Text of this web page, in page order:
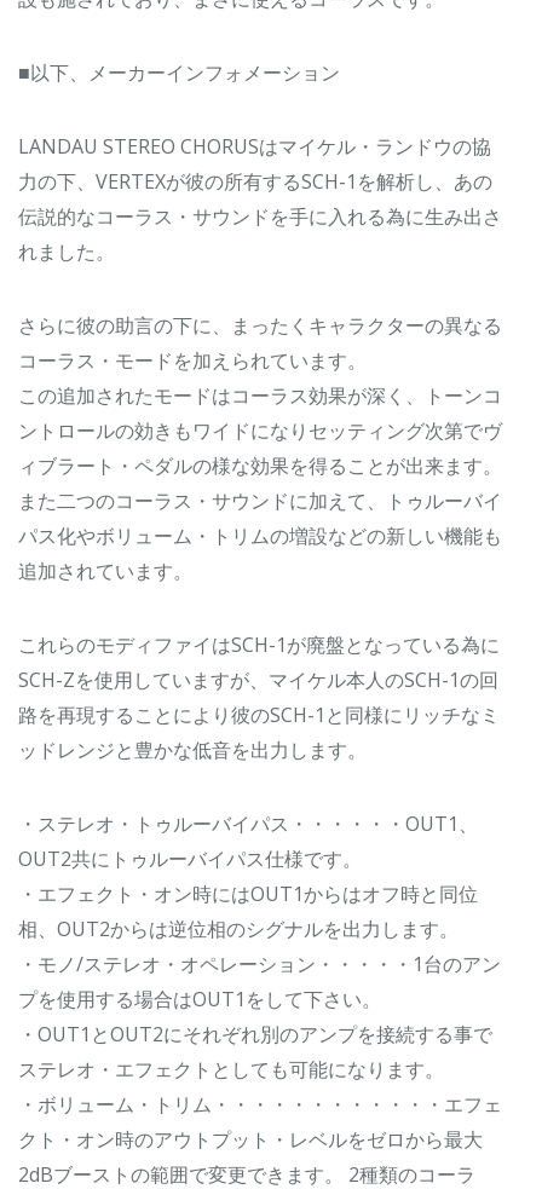
■以下、メーカーインフォメーション
LANDAU STEREO CHORUSはマイケル・ランドウの協
力の下、VERTEXが彼の所有するSCH-1を解析し、あの
伝説的なコーラス・サウンドを手に入れる為に生み出さ
れました。
さらに彼の助言の下に、まったくキャラクターの異なる
コーラス・モードを加えられています。
この追加されたモードはコーラス効果が深く、トーンコ
ントロールの効きもワイドになりセッティング次第でヴ
ィブラート・ペダルの様な効果を得ることが出来ます。
また二つのコーラス・サウンドに加えて、トゥルーバイ
パス化やボリューム・トリムの増設などの新しい機能も
追加されています。
これらのモディファイはSCH-1が廃盤となっている為に
SCH-Zを使用していますが、マイケル本人のSCH-1の回
路を再現することにより彼のSCH-1と同様にリッチなミ
ッドレンジと豊かな低音を出力します。
・ステレオ・トゥルーバイパス・・・・・・OUT1、
OUT2共にトゥルーバイパス仕様です。
・エフェクト・オン時にはOUT1からはオフ時と同位
相、OUT2からは逆位相のシグナルを出力します。
・モノ/ステレオ・オペレーション・・・・・1台のアン
プを使用する場合はOUT1をして下さい。
・OUT1とOUT2にそれぞれ別のアンプを接続する事で
ステレオ・エフェクトとしても可能になります。
・ボリューム・トリム・・・・・・・・・・・・エフェ
クト・オン時のアウトプット・レベルをゼロから最大
2dBブーストの範囲で変更できます。 2種類のコーラ